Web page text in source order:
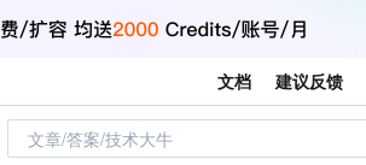
文档 建议反馈
文章/答案/技术大牛